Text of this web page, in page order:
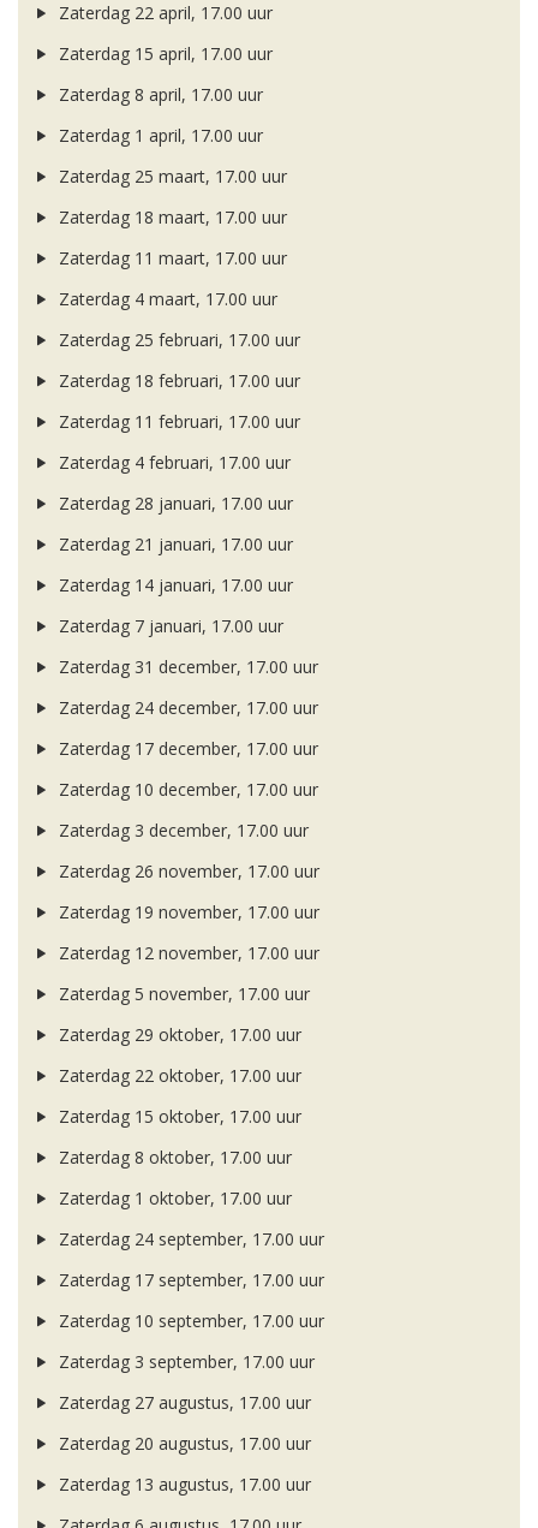
Zaterdag 22 april, 17.00 uur
Zaterdag 15 april, 17.00 uur
Zaterdag 8 april, 17.00 uur
Zaterdag 1 april, 17.00 uur
Zaterdag 25 maart, 17.00 uur
Zaterdag 18 maart, 17.00 uur
Zaterdag 11 maart, 17.00 uur
Zaterdag 4 maart, 17.00 uur
Zaterdag 25 februari, 17.00 uur
Zaterdag 18 februari, 17.00 uur
Zaterdag 11 februari, 17.00 uur
Zaterdag 4 februari, 17.00 uur
Zaterdag 28 januari, 17.00 uur
Zaterdag 21 januari, 17.00 uur
Zaterdag 14 januari, 17.00 uur
Zaterdag 7 januari, 17.00 uur
Zaterdag 31 december, 17.00 uur
Zaterdag 24 december, 17.00 uur
Zaterdag 17 december, 17.00 uur
Zaterdag 10 december, 17.00 uur
Zaterdag 3 december, 17.00 uur
Zaterdag 26 november, 17.00 uur
Zaterdag 19 november, 17.00 uur
Zaterdag 12 november, 17.00 uur
Zaterdag 5 november, 17.00 uur
Zaterdag 29 oktober, 17.00 uur
Zaterdag 22 oktober, 17.00 uur
Zaterdag 15 oktober, 17.00 uur
Zaterdag 8 oktober, 17.00 uur
Zaterdag 1 oktober, 17.00 uur
Zaterdag 24 september, 17.00 uur
Zaterdag 17 september, 17.00 uur
Zaterdag 10 september, 17.00 uur
Zaterdag 3 september, 17.00 uur
Zaterdag 27 augustus, 17.00 uur
Zaterdag 20 augustus, 17.00 uur
Zaterdag 13 augustus, 17.00 uur